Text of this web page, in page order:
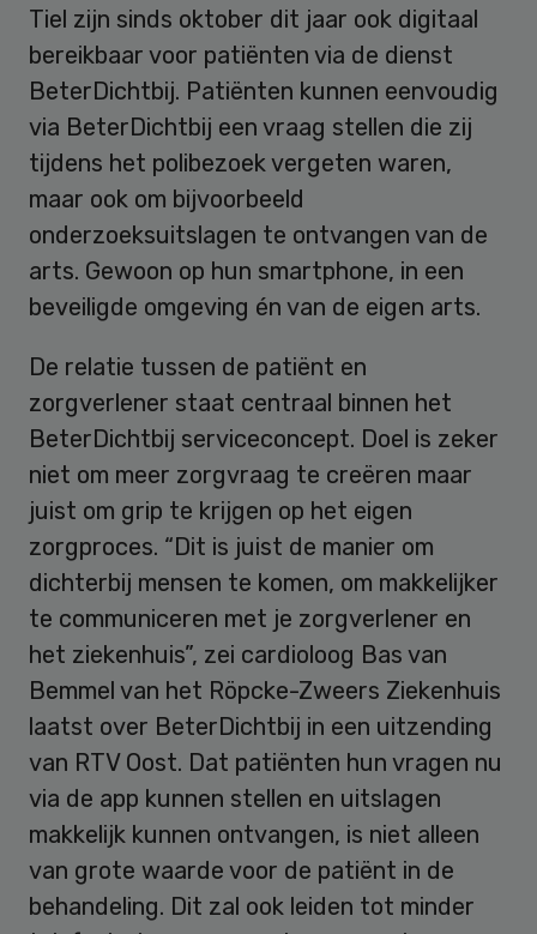
Tiel zijn sinds oktober dit jaar ook digitaal
bereikbaar voor patiënten via de dienst
BeterDichtbij. Patiënten kunnen eenvoudig
via BeterDichtbij een vraag stellen die zij
tijdens het polibezoek vergeten waren,
maar ook om bijvoorbeeld
onderzoeksuitslagen te ontvangen van de
arts. Gewoon op hun smartphone, in een
beveiligde omgeving én van de eigen arts.
De relatie tussen de patiënt en
zorgverlener staat centraal binnen het
BeterDichtbij serviceconcept. Doel is zeker
niet om meer zorgvraag te creëren maar
juist om grip te krijgen op het eigen
zorgproces. “Dit is juist de manier om
dichterbij mensen te komen, om makkelijker
te communiceren met je zorgverlener en
het ziekenhuis”, zei cardioloog Bas van
Bemmel van het Röpcke-Zweers Ziekenhuis
laatst over BeterDichtbij in een uitzending
van RTV Oost. Dat patiënten hun vragen nu
via de app kunnen stellen en uitslagen
makkelijk kunnen ontvangen, is niet alleen
van grote waarde voor de patiënt in de
behandeling. Dit zal ook leiden tot minder